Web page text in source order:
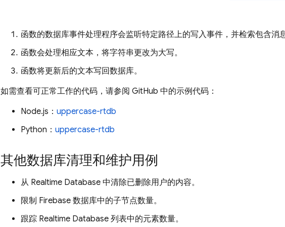
函数的数据库事件处理程序会监听特定路径上的写入事件，并检索包含消
函数会处理相应文本，将字符串更改为大写。
函数将更新后的文本写回数据库。
如需查看可正常工作的代码，请参阅 GitHub 中的示例代码：
Node.js： uppercase-rtdb
Python： uppercase-rtdb
其他数据库清理和维护用例
从 Realtime Database 中清除已删除用户的内容。
限制 Firebase 数据库中的子节点数量。
跟踪 Realtime Database 列表中的元素数量。